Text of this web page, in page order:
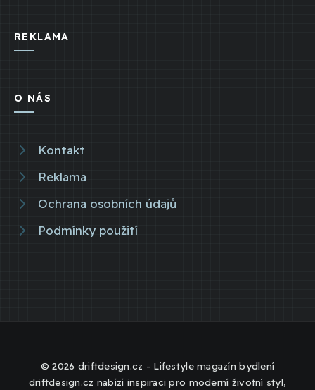
REKLAMA
O NÁS
Kontakt
Reklama
Ochrana osobních údajů
Podmínky použití
© 2026 driftdesign.cz - Lifestyle magazín bydlení
driftdesign.cz nabízí inspiraci pro moderní životní styl,